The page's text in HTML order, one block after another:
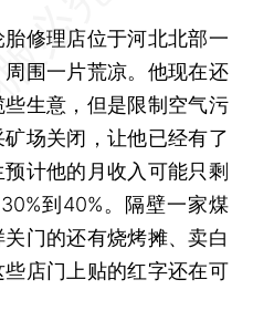
修理店位于河北北部一
围一片荒凉。他现在还
生意，但是限制空气污
场关闭，让他已经有了
计他的月收入可能只剩
到40%。隔壁一家煤
门的还有烧烤摊、卖白
店门上贴的红字还在可